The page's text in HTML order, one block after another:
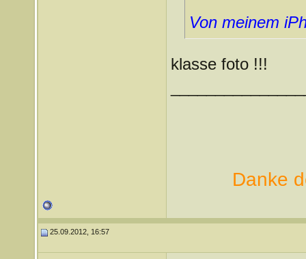
Von meinem
klasse foto !!!
Danke
25.09.2012, 16:57